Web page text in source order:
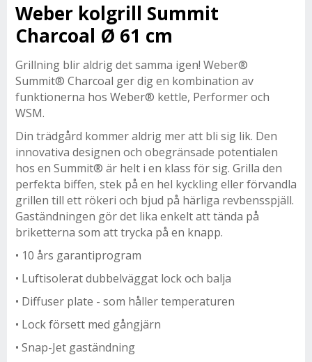
Weber kolgrill Summit
Charcoal Ø 61 cm
Grillning blir aldrig det samma igen! Weber®
Summit® Charcoal ger dig en kombination av
funktionerna hos Weber® kettle, Performer och
WSM.
Din trädgård kommer aldrig mer att bli sig lik. Den
innovativa designen och obegränsade potentialen
hos en Summit® är helt i en klass för sig. Grilla den
perfekta biffen, stek på en hel kyckling eller förvandla
grillen till ett rökeri och bjud på härliga revbensspjäll.
Gaständningen gör det lika enkelt att tända på
briketterna som att trycka på en knapp.
• 10 års garantiprogram
• Luftisolerat dubbelväggat lock och balja
• Diffuser plate - som håller temperaturen
• Lock försett med gångjärn
• Snap-Jet gaständning